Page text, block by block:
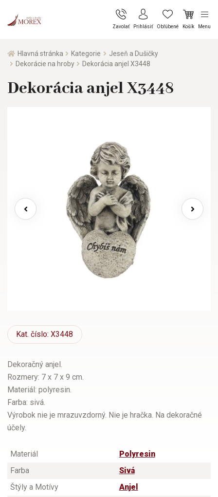
Zavolať Prihlásiť Obľúbené Košík Menu
Hlavná stránka Kategorie
Jeseň a Dušičky
Dekorácie na hroby
Dekorácia anjel X3448
Dekorácia anjel X3448
Kat. číslo: X3448
Dekoračný anjel.
Rozmery: 7 x 7 x 9 cm.
Materiál: polyresin.
Farba: sivá.
Výrobok nie je mrazuvzdorný. Nie je hračka. Na dekoračné
účely.
Materiál
Polyresin
Farba
Sivá
Štýly a Motívy
Anjel